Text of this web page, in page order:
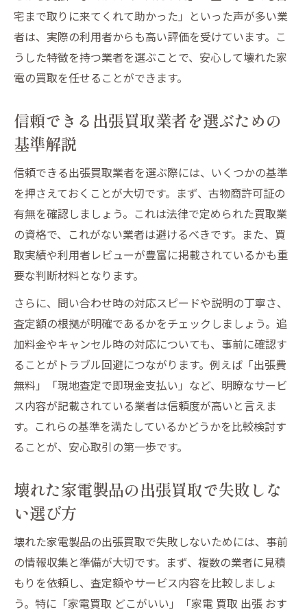
宅まで取りに来てくれて助かった」といった声が多い業
者は、実際の利用者からも高い評価を受けています。こ
うした特徴を持つ業者を選ぶことで、安心して壊れた家
電の買取を任せることができます。
信頼できる出張買取業者を選ぶための
基準解説
信頼できる出張買取業者を選ぶ際には、いくつかの基準
を押さえておくことが大切です。まず、古物商許可証の
有無を確認しましょう。これは法律で定められた買取業
の資格で、これがない業者は避けるべきです。また、買
取実績や利用者レビューが豊富に掲載されているかも重
要な判断材料となります。
さらに、問い合わせ時の対応スピードや説明の丁寧さ、
査定額の根拠が明確であるかをチェックしましょう。追
加料金やキャンセル時の対応についても、事前に確認す
ることがトラブル回避につながります。例えば「出張費
無料」「現地査定で即現金支払い」など、明瞭なサービ
ス内容が記載されている業者は信頼度が高いと言えま
す。これらの基準を満たしているかどうかを比較検討す
ることが、安心取引の第一歩です。
壊れた家電製品の出張買取で失敗しな
い選び方
壊れた家電製品の出張買取で失敗しないためには、事前
の情報収集と準備が大切です。まず、複数の業者に見積
もりを依頼し、査定額やサービス内容を比較しましょ
う。特に「家電買取 どこがいい」「家電 買取 出張 おす